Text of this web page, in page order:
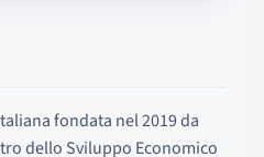
fondata nel 2019 da
dello Sviluppo Economico